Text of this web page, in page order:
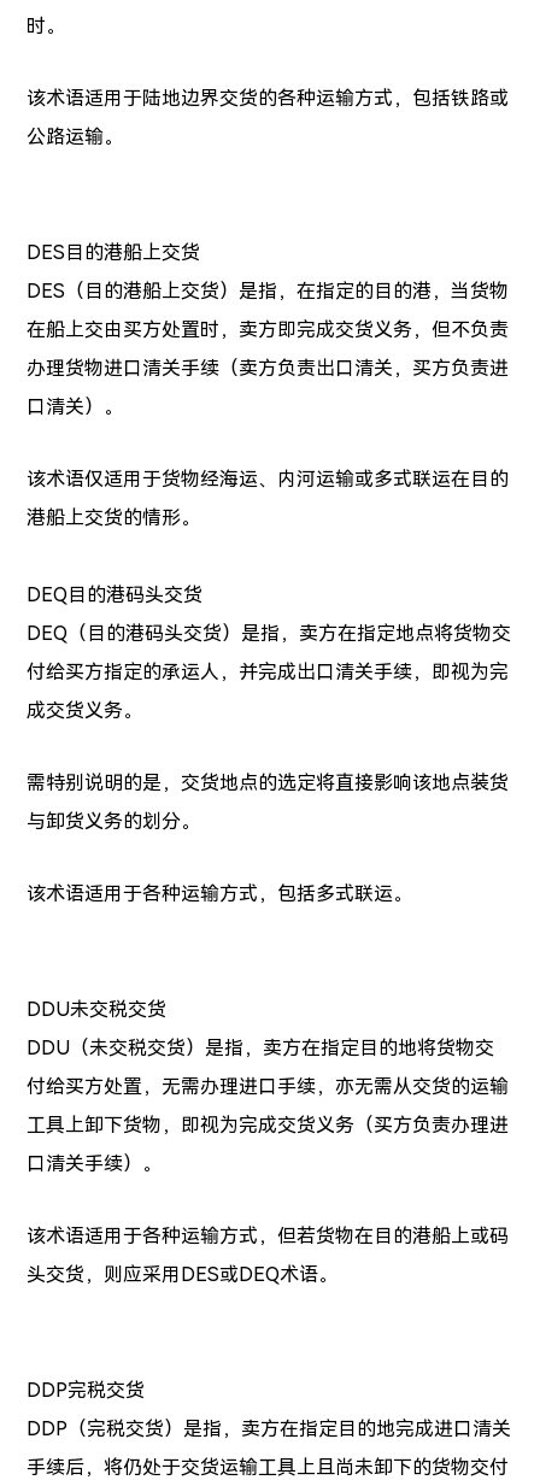
时。
该术语适用于陆地边界交货的各种运输方式，包括铁路或
公路运输。
DES目的港船上交货
DES（目的港船上交货）是指，在指定的目的港，当货物
在船上交由买方处置时，卖方即完成交货义务，但不负责
办理货物进口清关手续（卖方负责出口清关，买方负责进
口清关）。
该术语仅适用于货物经海运、内河运输或多式联运在目的
港船上交货的情形。
DEQ目的港码头交货
DEQ（目的港码头交货）是指，卖方在指定地点将货物交
付给买方指定的承运人，并完成出口清关手续，即视为完
成交货义务。
需特别说明的是，交货地点的选定将直接影响该地点装货
与卸货义务的划分。
该术语适用于各种运输方式，包括多式联运。
DDU未交税交货
DDU（未交税交货）是指，卖方在指定目的地将货物交
付给买方处置，无需办理进口手续，亦无需从交货的运输
工具上卸下货物，即视为完成交货义务（买方负责办理进
口清关手续）。
该术语适用于各种运输方式，但若货物在目的港船上或码
头交货，则应采用DES或DEQ术语。
DDP完税交货
DDP（完税交货）是指，卖方在指定目的地完成进口清关
手续后，将仍处于交货运输工具上且尚未卸下的货物交付